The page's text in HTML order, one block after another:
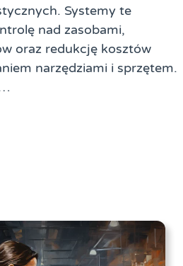
Systemy te
nad zasobami,
oraz redukcję kosztów
narzędziami i sprzętem.